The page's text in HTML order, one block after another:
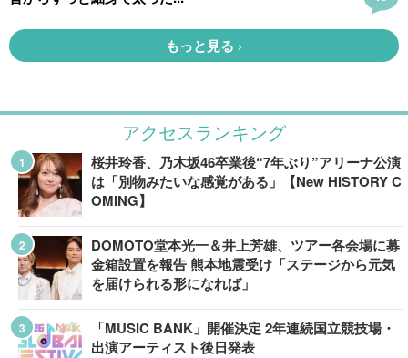
アクセスランキング
桜井玲香、乃木坂46卒業後“7年ぶり”アリーナ公演
は「別物みたいな感覚がある」【New HISTORY C
OMING】
DOMOTO堂本光一＆井上芳雄、ツアー各会場に募
金箱設置を報告 熊本地震受け「ステージから元気
を届けられる形になれば」
「MUSIC BANK」開催決定 2年連続国立競技場・
出演アーティスト後日発表